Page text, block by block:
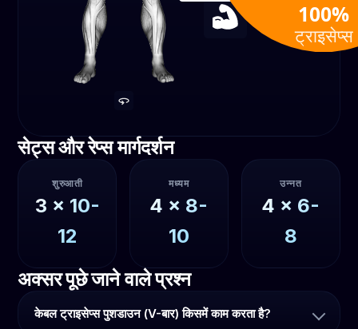
100%
ट्राइसेप्स
सेट्स और रेप्स मार्गदर्शन
शुरुआती
3 x 10-
12
मध्यम
4 x 8-
10
उन्नत
4 x 6-
8
अक्सर पूछे जाने वाले प्रश्न
केबल ट्राइसेप्स पुशडाउन (V-बार) किसमें काम करता है?